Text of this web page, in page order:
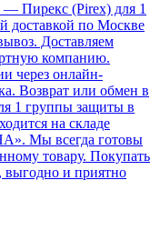
— Пирекс (Pirex) для 1
доставкой по Москве
Доставляем
компанию.
через онлайн-
Возврат или обмен в
1 группы защиты в
на складе
Мы всегда готовы
товару. Покупать
выгодно и приятно